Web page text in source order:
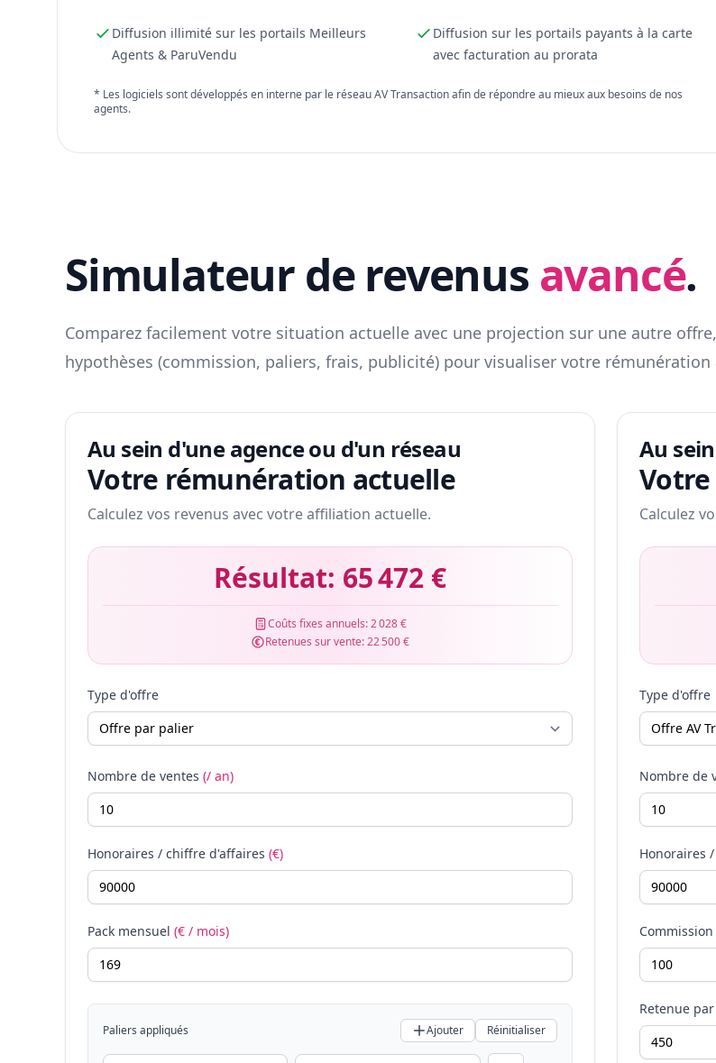
Diffusion illimité sur les portails Meilleurs
Agents & ParuVendu
Diffusion sur les portails payants à la carte
avec facturation au prorata
* Les logiciels sont développés en interne par le réseau AV Transaction afin de répondre au mieux aux besoins de nos
agents.
Simulateur de revenus avancé.
Comparez facilement votre situation actuelle avec une projection sur une autre
hypothèses (commission, paliers, frais, publicité) pour visualiser votre
Au sein d'une agence ou d'un réseau
Votre rémunération actuelle
Calculez vos revenus avec votre affiliation actuelle.
Résultat: 65 472 €
Coûts fixes annuels:2 028 €
Retenues sur vente:22 500 €
Type d'offre
Nombre de ventes (/ an)
Honoraires / chiffre d'affaires (€)
Pack mensuel (€ / mois)
Paliers appliqués Ajouter Réinitialiser
Au
Calculez
Type d'offre
Nombre de
Honoraires
Commission
Retenue